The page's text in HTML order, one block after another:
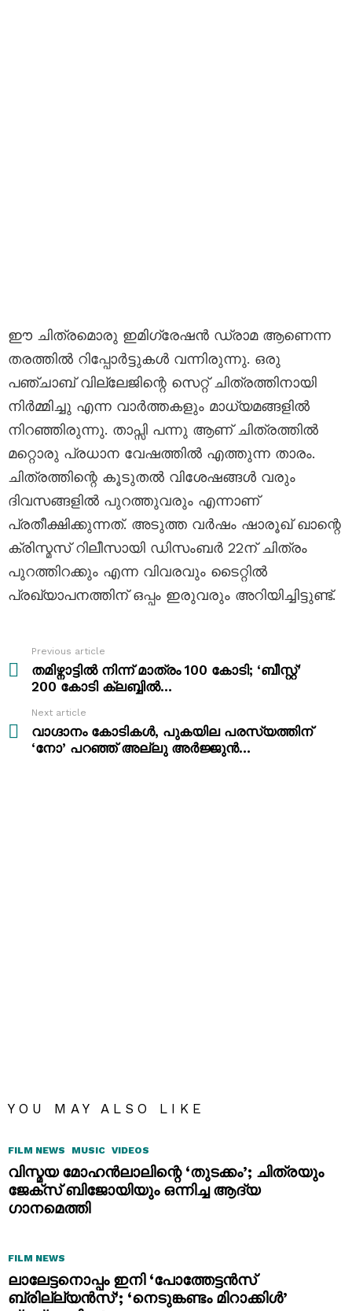
ഈ ചിത്രമൊരു ഇമിഗ്രേഷൻ ഡ്രാമ ആണെന്ന
തരത്തിൽ റിപ്പോർട്ടുകൾ വന്നിരുന്നു. ഒരു
പഞ്ചാബ് വില്ലേജിന്റെ സെറ്റ് ചിത്രത്തിനായി
നിർമ്മിച്ചു എന്ന വാർത്തകളും മാധ്യമങ്ങളിൽ
നിറഞ്ഞിരുന്നു. താപ്സി പന്നു ആണ് ചിത്രത്തിൽ
മറ്റൊരു പ്രധാന വേഷത്തിൽ എത്തുന്ന താരം.
ചിത്രത്തിന്റെ കൂടുതൽ വിശേഷങ്ങൾ വരും
ദിവസങ്ങളിൽ പുറത്തുവരും എന്നാണ്
പ്രതീക്ഷിക്കുന്നത്. അടുത്ത വർഷം ഷാരൂഖ് ഖാന്റെ
ക്രിസ്മസ് റിലീസായി ഡിസംബർ 22ന് ചിത്രം
പുറത്തിറക്കും എന്ന വിവരവും ടൈറ്റിൽ
പ്രഖ്യാപനത്തിന് ഒപ്പം ഇരുവരും അറിയിച്ചിട്ടുണ്ട്.
more
Previous article
തമിഴ്നാട്ടിൽ നിന്ന് മാത്രം 100 കോടി; ‘ബീസ്റ്റ്‌’
200 കോടി ക്ലബ്ബിൽ…
Next article
വാഗ്ദാനം കോടികൾ, പുകയില പരസ്യത്തിന്
‘നോ’ പറഞ്ഞ് അല്ലു അർജ്ജുൻ…
YOU MAY ALSO LIKE
FILM NEWS MUSIC VIDEOS
വിസ്മയ മോഹൻലാലിന്റെ ‘തുടക്കം’; ചിത്രയും
ജേക്സ് ബിജോയിയും ഒന്നിച്ച ആദ്യ
ഗാനമെത്തി
FILM NEWS
ലാലേട്ടനൊപ്പം ഇനി ‘പോത്തേട്ടൻസ്
ബ്രില്ല്യൻസ്’; ‘നെടുങ്കണ്ടം മിറാക്കിൾ’